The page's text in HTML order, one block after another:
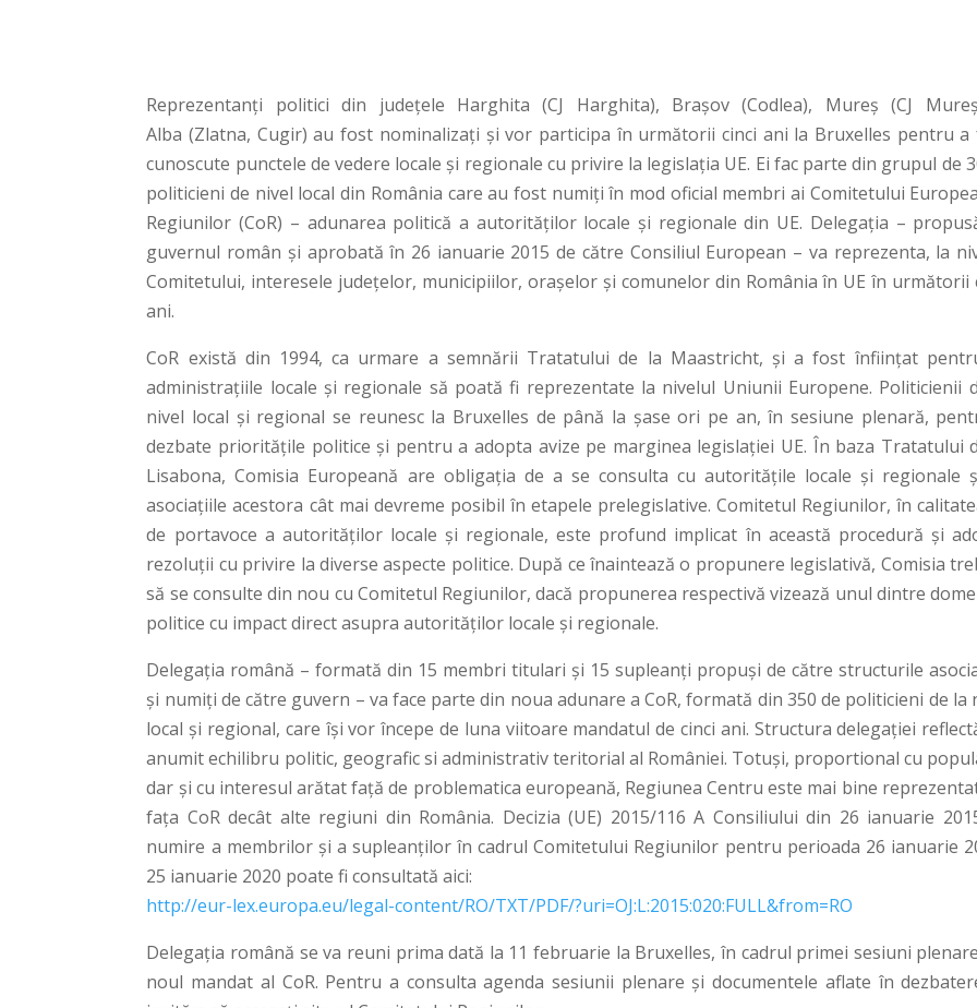
Reprezentanți politici din județele Harghita (CJ Harghita), Brașov (Codlea), Mureș (CJ
Alba (Zlatna, Cugir) au fost nominalizați și vor participa în următorii cinci ani la Bruxelles pentru a
cunoscute punctele de vedere locale şi regionale cu privire la legislaţia UE. Ei fac parte din grupul de
politicieni de nivel local din România care au fost numiți în mod oficial membri ai Comitetului
Regiunilor (CoR) – adunarea politică a autorităţilor locale şi regionale din UE. Delegația –
guvernul român și aprobată în 26 ianuarie 2015 de către Consiliul European – va reprezenta, la
Comitetului, interesele judeţelor, municipiilor, orașelor și comunelor din România în UE în următorii
ani.
CoR există din 1994, ca urmare a semnării Tratatului de la Maastricht, și a fost înființat
administrațiile locale și regionale să poată fi reprezentate la nivelul Uniunii Europene. Politicienii
nivel local și regional se reunesc la Bruxelles de până la șase ori pe an, în sesiune plenară,
dezbate prioritățile politice și pentru a adopta avize pe marginea legislației UE. În baza Tratatului
Lisabona, Comisia Europeană are obligaţia de a se consulta cu autorităţile locale şi regionale
asociaţiile acestora cât mai devreme posibil în etapele prelegislative. Comitetul Regiunilor, în
de portavoce a autorităţilor locale şi regionale, este profund implicat în această procedură și
rezoluţii cu privire la diverse aspecte politice. După ce înaintează o propunere legislativă, Comisia
să se consulte din nou cu Comitetul Regiunilor, dacă propunerea respectivă vizează unul dintre
politice cu impact direct asupra autorităţilor locale şi regionale.
Delegația română – formată din 15 membri titulari și 15 supleanți propuşi de către structurile
şi numiți de către guvern – va face parte din noua adunare a CoR, formată din 350 de politicieni de la
local și regional, care își vor începe de luna viitoare mandatul de cinci ani. Structura delegaţiei
anumit echilibru politic, geografic si administrativ teritorial al României. Totuși, proportional cu
dar și cu interesul arătat față de problematica europeană, Regiunea Centru este mai bine
fața CoR decât alte regiuni din România. Decizia (UE) 2015/116 A Consiliului din 26 ianuarie
numire a membrilor și a supleanților în cadrul Comitetului Regiunilor pentru perioada 26 ianuarie
25 ianuarie 2020 poate fi consultată aici:
http://eur-lex.europa.eu/legal-content/RO/TXT/PDF/?uri=OJ:L:2015:020:FULL&from=RO
Delegația română se va reuni prima dată la 11 februarie la Bruxelles, în cadrul primei sesiuni
noul mandat al CoR. Pentru a consulta agenda sesiunii plenare și documentele aflate în